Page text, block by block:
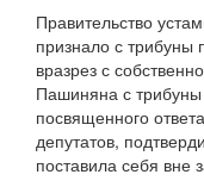
Правительство
признало с трибуны
вразрез с
Пашиняна с
посвященного
депутатов,
поставила себя вне